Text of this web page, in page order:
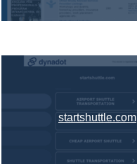
startshuttle.com